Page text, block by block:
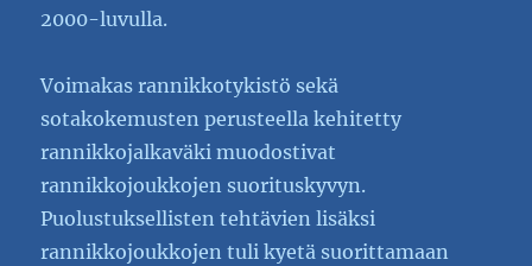
2000-luvulla.
Voimakas rannikkotykistö sekä
sotakokemusten perusteella kehitetty
rannikkojalkaväki muodostivat
rannikkojoukkojen suorituskyvyn.
Puolustuksellisten tehtävien lisäksi
rannikkojoukkojen tuli kyetä suorittamaan